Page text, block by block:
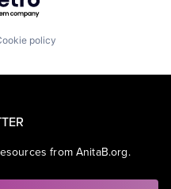
policy
from AnitaB.org.